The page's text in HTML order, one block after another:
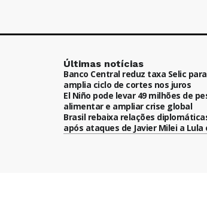
Últimas notícias
Banco Central reduz taxa Selic
amplia ciclo de cortes nos juros
El Niño pode levar 49 milhões de
alimentar e ampliar crise global
Brasil rebaixa relações
após ataques de Javier Milei a Lula